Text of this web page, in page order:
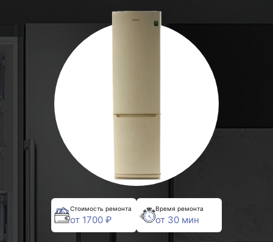
Стоимость ремонта
от 1700 ₽
Время ремонта
от 30 мин